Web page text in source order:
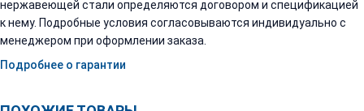
нержавеющей стали определяются договором и спецификацией
к нему. Подробные условия согласовываются индивидуально с
менеджером при оформлении заказа.
Подробнее о гарантии